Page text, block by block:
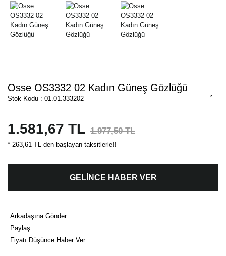
Osse OS3332 02 Kadın Güneş Gözlüğü
Stok Kodu : 01.01.333202
1.581,67 TL 1.977,50 TL
* 263,61 TL den başlayan taksitlerle!!
GELİNCE HABER VER
Arkadaşına Gönder
Paylaş
Fiyatı Düşünce Haber Ver